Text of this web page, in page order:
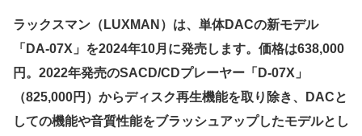
ラックスマン（LUXMAN）は、単体DACの新モデル
「DA-07X」を2024年10月に発売します。価格は638,000
円。2022年発売のSACD/CDプレーヤー「D-07X」
（825,000円）からディスク再生機能を取り除き、DACと
しての機能や音質性能をブラッシュアップしたモデルとし